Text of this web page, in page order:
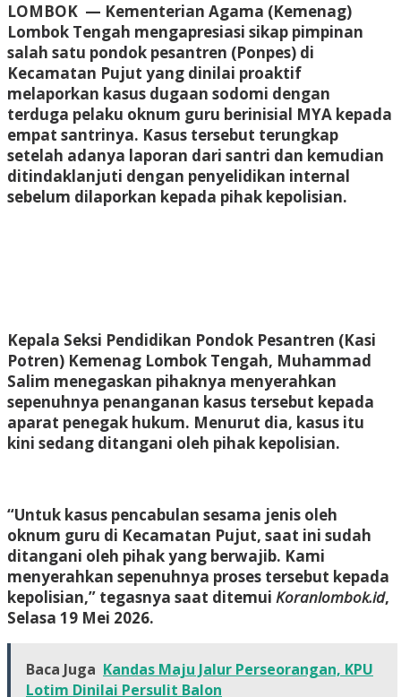
LOMBOK — Kementerian Agama (Kemenag)
Lombok Tengah mengapresiasi sikap pimpinan
salah satu pondok pesantren (Ponpes) di
Kecamatan Pujut yang dinilai proaktif
melaporkan kasus dugaan sodomi dengan
terduga pelaku oknum guru berinisial MYA kepada
empat santrinya. Kasus tersebut terungkap
setelah adanya laporan dari santri dan kemudian
ditindaklanjuti dengan penyelidikan internal
sebelum dilaporkan kepada pihak kepolisian.
Kepala Seksi Pendidikan Pondok Pesantren (Kasi
Potren) Kemenag Lombok Tengah, Muhammad
Salim menegaskan pihaknya menyerahkan
sepenuhnya penanganan kasus tersebut kepada
aparat penegak hukum. Menurut dia, kasus itu
kini sedang ditangani oleh pihak kepolisian.
“Untuk kasus pencabulan sesama jenis oleh
oknum guru di Kecamatan Pujut, saat ini sudah
ditangani oleh pihak yang berwajib. Kami
menyerahkan sepenuhnya proses tersebut kepada
kepolisian,” tegasnya saat ditemui Koranlombok.id,
Selasa 19 Mei 2026.
Baca Juga Kandas Maju Jalur Perseorangan, KPU
Lotim Dinilai Persulit Balon